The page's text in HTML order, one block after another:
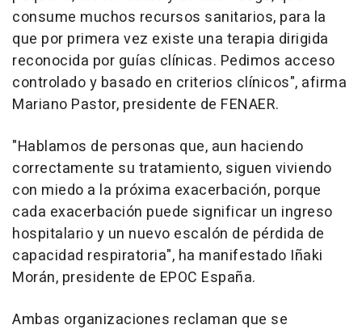
consume muchos recursos sanitarios, para la
que por primera vez existe una terapia dirigida
reconocida por guías clínicas. Pedimos acceso
controlado y basado en criterios clínicos", afirma
Mariano Pastor, presidente de FENAER.
"Hablamos de personas que, aun haciendo
correctamente su tratamiento, siguen viviendo
con miedo a la próxima exacerbación, porque
cada exacerbación puede significar un ingreso
hospitalario y un nuevo escalón de pérdida de
capacidad respiratoria", ha manifestado Iñaki
Morán, presidente de EPOC España.
Ambas organizaciones reclaman que se